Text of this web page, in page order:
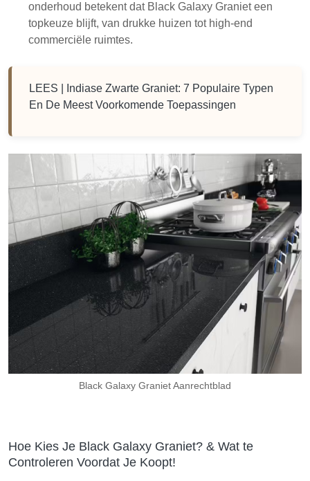
onderhoud betekent dat Black Galaxy Graniet een
topkeuze blijft, van drukke huizen tot high-end
commerciële ruimtes.
LEES |
Indiase Zwarte Graniet: 7 Populaire Typen
En De Meest Voorkomende Toepassingen
Black Galaxy Graniet Aanrechtblad
Hoe Kies Je Black Galaxy Graniet? & Wat te
Controleren Voordat Je Koopt!